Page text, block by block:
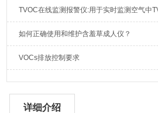
TVOC在线监测报警仪:用于实时监测空气中
如何正确使用和维护含羞草成人仪？
VOCs排放控制要求
详细介绍